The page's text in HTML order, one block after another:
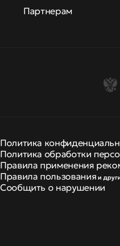
Партнерам
Политика
Политика обработки
Правила применения
Правила пользования и
Сообщить о нарушении